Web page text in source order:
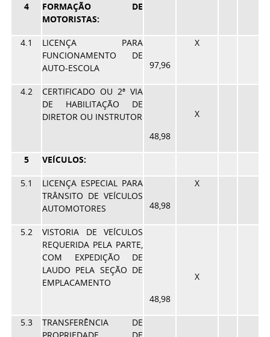
4
FORMAÇÃO DE
MOTORISTAS:
4.1
LICENÇA PARA
FUNCIONAMENTO DE
AUTO-ESCOLA
97,96
X
4.2
CERTIFICADO OU 2ª VIA
DE HABILITAÇÃO DE
DIRETOR OU INSTRUTOR
48,98
X
5 VEÍCULOS:
5.1
LICENÇA ESPECIAL PARA
TRÂNSITO DE VEÍCULOS
AUTOMOTORES
48,98
X
5.2
VISTORIA DE VEÍCULOS
REQUERIDA PELA PARTE,
COM EXPEDIÇÃO DE
LAUDO PELA SEÇÃO DE
EMPLACAMENTO
48,98
X
5.3
TRANSFERÊNCIA DE